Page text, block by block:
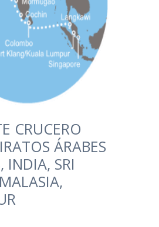
CRUCERO
ÁRABES
INDIA, SRI